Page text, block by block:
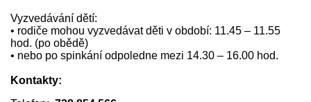
Vyzvedávání dětí:
• rodiče mohou vyzvedávat děti v období: 11.45 – 11.55
hod. (po obědě)
• nebo po spinkání odpoledne mezi 14.30 – 16.00 hod.
Kontakty: